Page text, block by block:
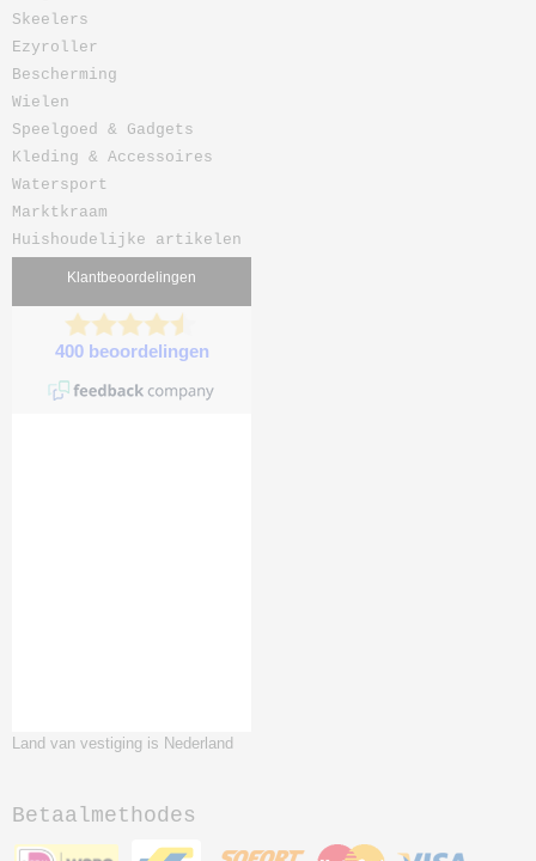
Skeelers
Ezyroller
Bescherming
Wielen
Speelgoed & Gadgets
Kleding & Accessoires
Watersport
Marktkraam
Huishoudelijke artikelen
Land van vestiging is Nederland
Betaalmethodes